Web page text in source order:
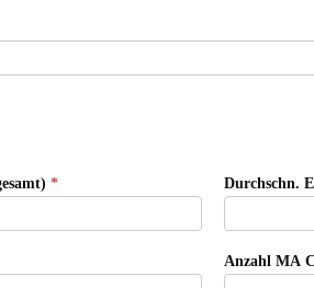
* Durchschn.
Anzahl MA